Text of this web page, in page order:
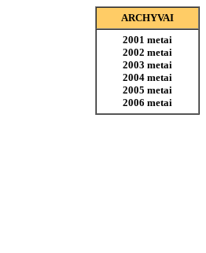
ARCHYVAI
2001 metai
2002 metai
2003 metai
2004 metai
2005 metai
2006 metai